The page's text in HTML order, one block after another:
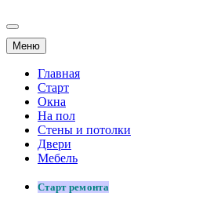
Меню
Главная
Старт
Окна
На пол
Стены и потолки
Двери
Мебель
Старт ремонта